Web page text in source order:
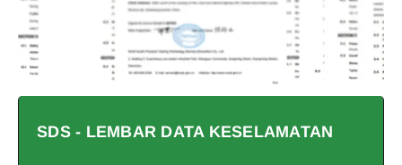
SDS - LEMBAR DATA KESELAMATAN